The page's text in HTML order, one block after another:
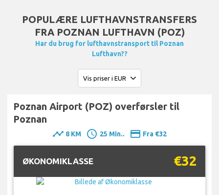
POPULÆRE LUFTHAVNSTRANSFERS
FRA POZNAN LUFTHAVN (POZ)
Har du brug for lufthavnstransport til Poznan
Lufthavn??
Poznan Airport (POZ) overførsler til
Poznan
timeline 8 KM schedule 25 Min.. payment Fra €32
ØKONOMIKLASSE €32